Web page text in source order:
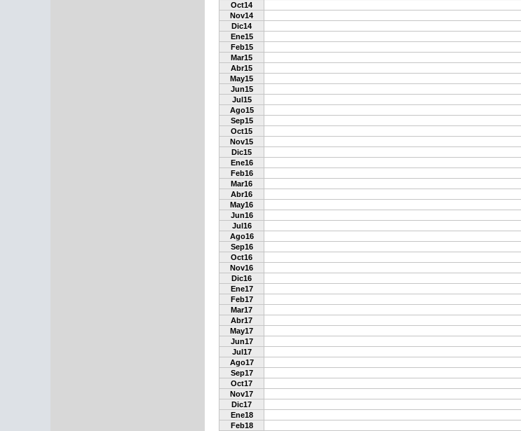
Oct14
Nov14
Dic14
Ene15
Feb15
Mar15
Abr15
May15
Jun15
Jul15
Ago15
Sep15
Oct15
Nov15
Dic15
Ene16
Feb16
Mar16
Abr16
May16
Jun16
Jul16
Ago16
Sep16
Oct16
Nov16
Dic16
Ene17
Feb17
Mar17
Abr17
May17
Jun17
Jul17
Ago17
Sep17
Oct17
Nov17
Dic17
Ene18
Feb18